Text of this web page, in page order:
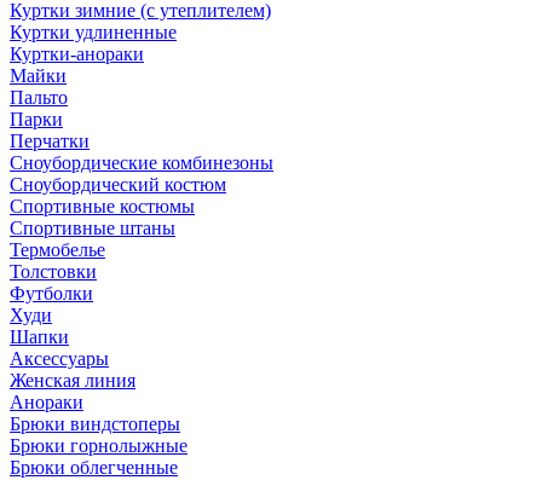
Куртки зимние (с утеплителем)
Куртки удлиненные
Куртки-анораки
Майки
Пальто
Парки
Перчатки
Сноубордические комбинезоны
Сноубордический костюм
Спортивные костюмы
Спортивные штаны
Термобелье
Толстовки
Футболки
Худи
Шапки
Аксессуары
Женская линия
Анораки
Брюки виндстоперы
Брюки горнолыжные
Брюки облегченные